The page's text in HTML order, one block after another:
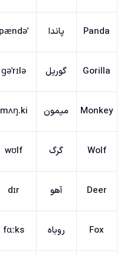
Panda پاندا ˈpændə
Gorilla گوریل ɡəˈrɪlə
Monkey میمون mʌŋ.ki
Wolf گرگ wʊlf
Deer آهو dɪr
Fox روباه fɑːks